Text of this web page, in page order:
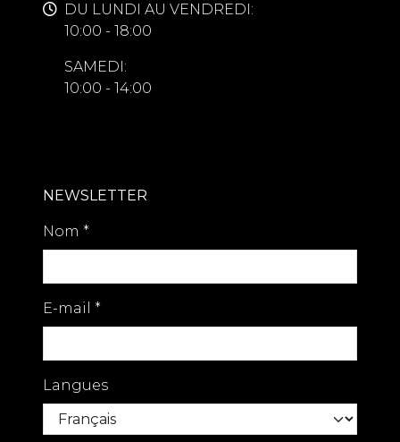
DU LUNDI AU VENDREDI:
10:00 - 18:00
SAMEDI:
10:00 - 14:00
NEWSLETTER
Nom *
E-mail *
Langues